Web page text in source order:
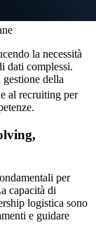
la necessità
dati complessi.
della
al recruiting per
per
capacità di
logistica sono
e guidare